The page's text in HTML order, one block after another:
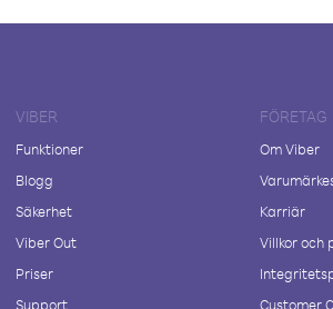
VIBER
Funktioner
Blogg
Säkerhet
Viber Out
Priser
Support
FÖRETAG
Om Viber
Karriär
Villkor och
Customer